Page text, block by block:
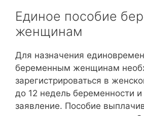
Единое пособие
женщинам
Для назначения
беременным женщинам
зарегистрироваться в
до 12 недель беременности и
заявление. Пособие